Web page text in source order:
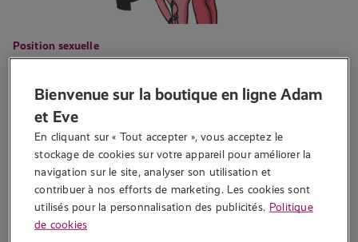
Position sexuelle
levrette
Écrit par Jasmine
Simple ? Peut-être. Routine ? Non ! Tout se joue dans les détails :
un jeu d’angle, un rythme différent, un toy, et la levrette se
revisite !…
2 352 vues
Bienvenue sur la boutique en ligne Adam
et Eve
En cliquant sur « Tout accepter », vous acceptez le
stockage de cookies sur votre appareil pour améliorer la
navigation sur le site, analyser son utilisation et
contribuer à nos efforts de marketing. Les cookies sont
utilisés pour la personnalisation des publicités. Politique
de cookies